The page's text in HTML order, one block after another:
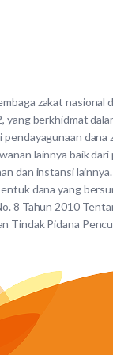
zakat nasional
yang berkhidmat
pendayagunaan dana
lainnya baik
dan instansi
dana yang
8 Tahun 2010
Tindak Pidana